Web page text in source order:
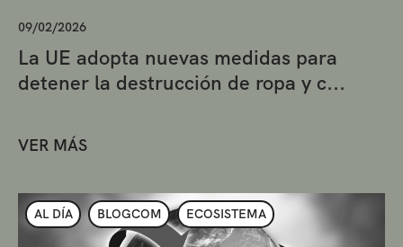
09/02/2026
La UE adopta nuevas medidas para
detener la destrucción de ropa y c...
VER MÁS
AL DÍA BLOGCOM ECOSISTEMA